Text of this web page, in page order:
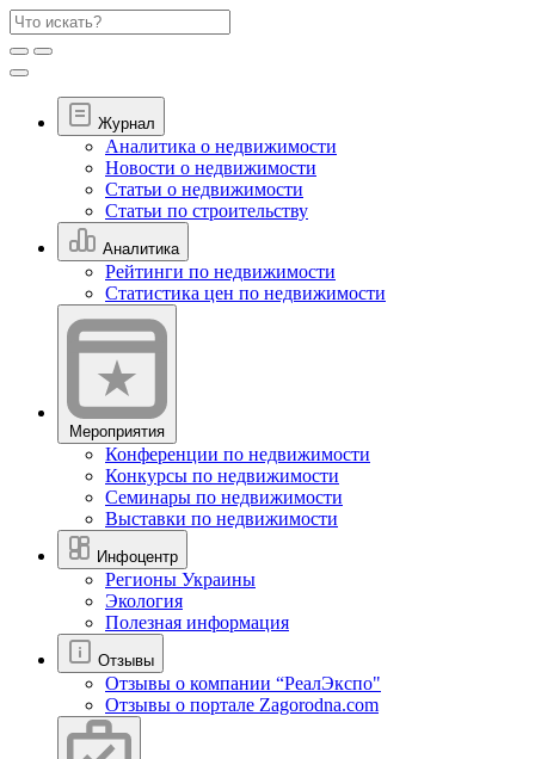
Журнал
Аналитика о недвижимости
Новости о недвижимости
Статьи о недвижимости
Статьи по строительству
Аналитика
Рейтинги по недвижимости
Статистика цен по недвижимости
Мероприятия
Конференции по недвижимости
Конкурсы по недвижимости
Семинары по недвижимости
Выставки по недвижимости
Инфоцентр
Регионы Украины
Экология
Полезная информация
Отзывы
Отзывы о компании “РеалЭкспо"
Отзывы о портале Zagorodna.com